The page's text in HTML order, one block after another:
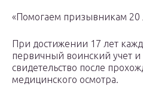
«Помогаем призывникам 20
При достижении 17 лет
первичный воинский учет и
свидетельство после
медицинского осмотра.